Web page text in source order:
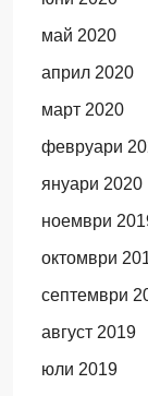
май 2020
април 2020
март 2020
февруари
януари 2020
ноември
октомври
септември
август 2019
юли 2019